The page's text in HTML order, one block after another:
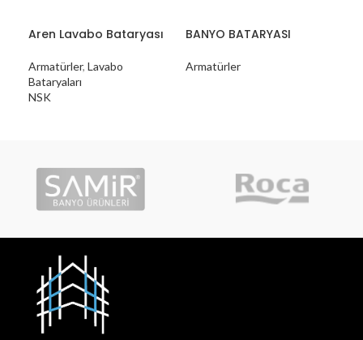
Aren Lavabo Bataryası
Armatürler, Lavabo
Bataryaları
NSK
BANYO BATARYASI
Armatürler